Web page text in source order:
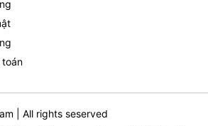
toán
| All rights seserved